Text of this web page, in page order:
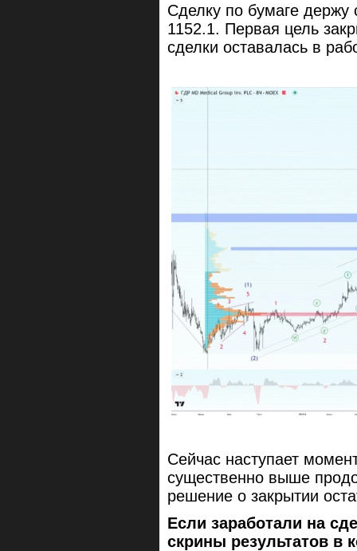
Сделку по бумаге
1152.1. Первая цель
сделки оставалась в
Сейчас наступает
существенно выше
решение о закрытии
Если заработали на
скрины результатов в